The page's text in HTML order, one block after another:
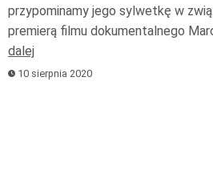
przypominamy jego sylwetkę w
premierą filmu dokumentalnego
dalej
10 sierpnia 2020